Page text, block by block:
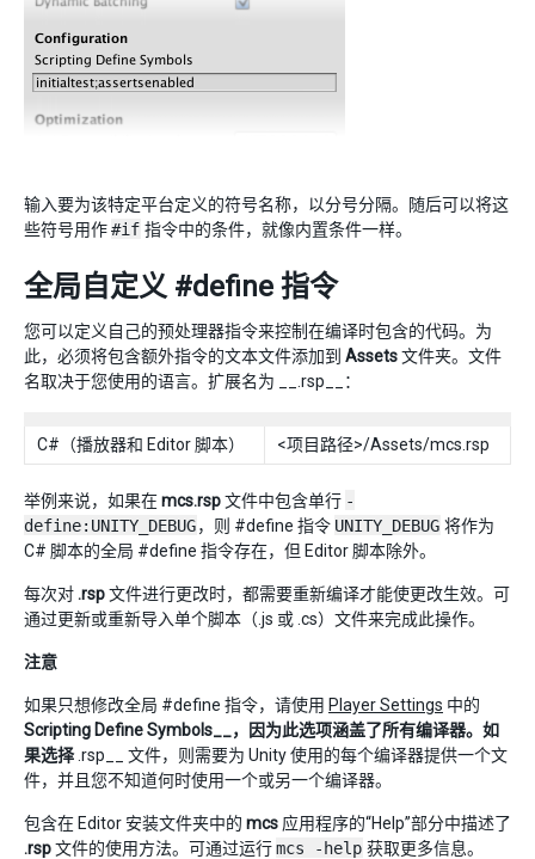
输入要为该特定平台定义的符号名称，以分号分隔。随后可以将这
些符号用作#if 指令中的条件，就像内置条件一样。
全局自定义 #define 指令
您可以定义自己的预处理器指令来控制在编译时包含的代码。为
此，必须将包含额外指令的文本文件添加到 Assets文件夹。文件
名取决于您使用的语言。扩展名为 __.rsp__：
C#（播放器和 Editor 脚本） <项目路径>/Assets/mcs.rsp
举例来说，如果在mcs.rsp文件中包含单行 -
define:UNITY_DEBUG，则 #define 指令 UNITY_DEBUG 将作为
C# 脚本的全局 #define 指令存在，但 Editor 脚本除外。
每次对 .rsp文件进行更改时，都需要重新编译才能使更改生效。可
通过更新或重新导入单个脚本（.js 或 .cs）文件来完成此操作。
注意
如果只想修改全局 #define 指令，请使用 Player Settings 中的
Scripting Define Symbols__，因为此选项涵盖了所有编译器。如
果选择.rsp__ 文件，则需要为 Unity 使用的每个编译器提供一个文
件，并且您不知道何时使用一个或另一个编译器。
包含在 Editor 安装文件夹中的 mcs 应用程序的“Help”部分中描述了
.rsp文件的使用方法。可通过运行mcs -help 获取更多信息。